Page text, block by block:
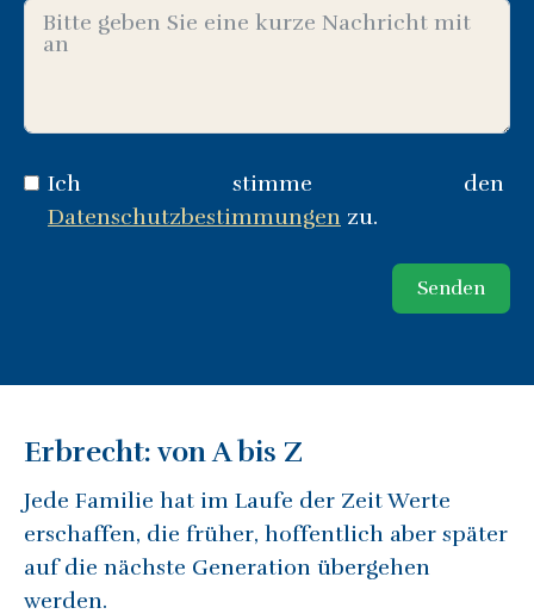
Ich stimme den
Datenschutzbestimmungen zu.
Senden
Erbrecht: von A bis Z
Jede Familie hat im Laufe der Zeit Werte
erschaffen, die früher, hoffentlich aber später
auf die nächste Generation übergehen
werden.